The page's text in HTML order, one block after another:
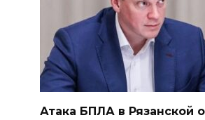
Атака БПЛА в Рязанской